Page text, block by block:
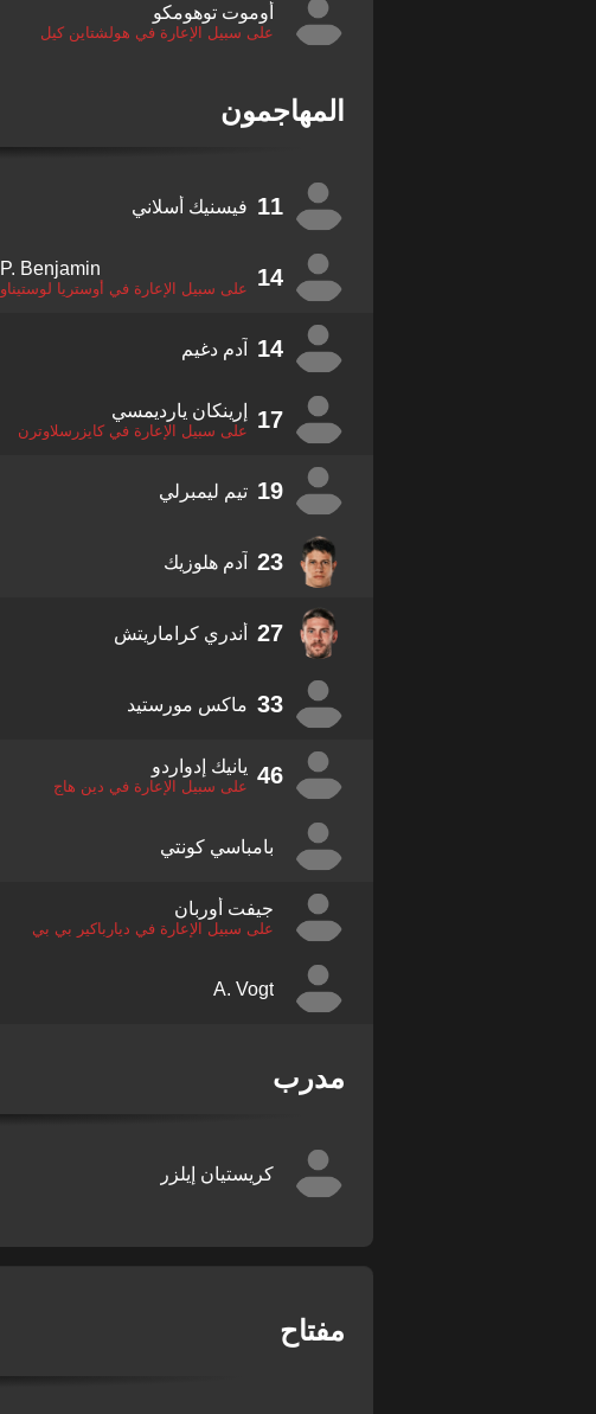
أوموت توهومكو
على سبيل الإعارة في هولشتاين كيل
المهاجمون
11 فيسنيك أسلاني
14
P. Benjamin
على سبيل الإعارة في أوستريا لوستيناو
14 آدم دغيم
17 إرينكان يارديمسي
على سبيل الإعارة في كايزرسلاوترن
19 تيم ليمبرلي
23 آدم هلوزيك
27 أندري كراماريتش
33 ماكس مورستيد
46 يانيك إدواردو
على سبيل الإعارة في دين هاج
بامباسي كونتي
جيفت أوربان
على سبيل الإعارة في ديارباكير بي بي
A. Vogt
مدرب
كريستيان إيلزر
مفتاح